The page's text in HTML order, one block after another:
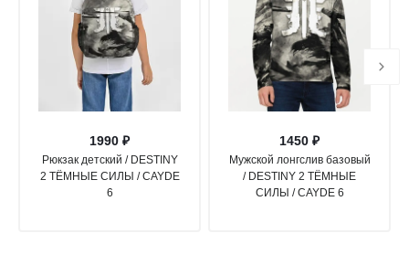
1990 ₽
Рюкзак детский / DESTINY
2 ТЁМНЫЕ СИЛЫ / CAYDE
6
1450 ₽
Мужской лонгслив базовый
/ DESTINY 2 ТЁМНЫЕ
СИЛЫ / CAYDE 6